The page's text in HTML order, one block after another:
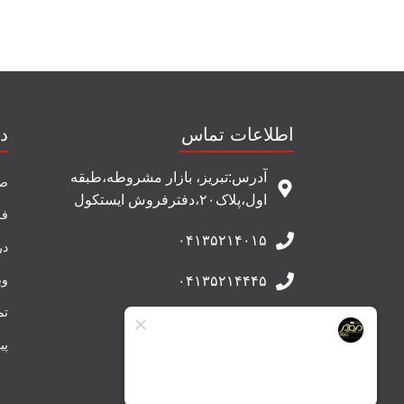
اطلاعات تماس
آدرس:تبریز، بازار مشروطه،طبقه
اول،پلاک۲۰،دفترفروش ایستکول
۰۴۱۳۵۲۱۴۰۱۵
۰۴۱۳۵۲۱۴۴۴۵